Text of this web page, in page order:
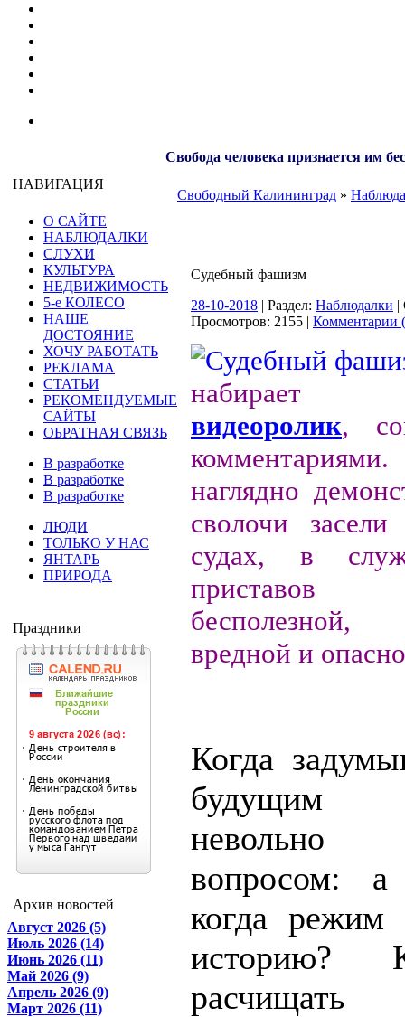
Свобода человека признается им
НАВИГАЦИЯ
О САЙТЕ
НАБЛЮДАЛКИ
СЛУХИ
КУЛЬТУРА
НЕДВИЖИМОСТЬ
5-е КОЛЕСО
НАШЕ
ДОСТОЯНИЕ
ХОЧУ РАБОТАТЬ
РЕКЛАМА
СТАТЬИ
РЕКОМЕНДУЕМЫЕ
САЙТЫ
ОБРАТНАЯ СВЯЗЬ
В разработке
В разработке
В разработке
ЛЮДИ
ТОЛЬКО У НАС
ЯНТАРЬ
ПРИРОДА
Праздники
Архив новостей
Август 2026 (5)
Июль 2026 (14)
Июнь 2026 (11)
Май 2026 (9)
Апрель 2026 (9)
Март 2026 (11)
Свободный Калининград »
Судебный фашизм
28-10-2018 | Раздел: Наблюдалки |
Просмотров: 2155 | Комментарии
набирает
видеоролик,
наглядно
сволочи
судах, в
приставов
вредной и
Когда
будущим
невольно
вопросом: а
когда
историю?